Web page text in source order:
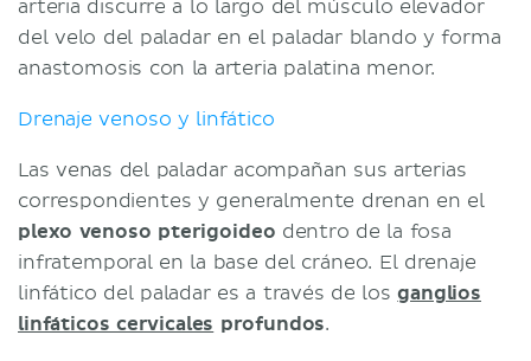
arteria discurre a lo largo del músculo elevador
del velo del paladar en el paladar blando y forma
anastomosis con la arteria palatina menor.
Drenaje venoso y linfático
Las venas del paladar acompañan sus arterias
correspondientes y generalmente drenan en el
plexo venoso pterigoideo dentro de la fosa
infratemporal en la base del cráneo. El drenaje
linfático del paladar es a través de losganglios
linfáticos cervicales profundos.